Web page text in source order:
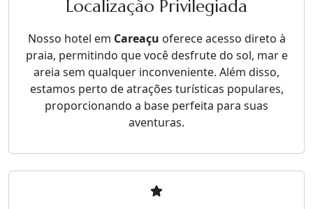
Localização Privilegiada
Nosso hotel em Careaçu oferece acesso direto à
praia, permitindo que você desfrute do sol, mar e
areia sem qualquer inconveniente. Além disso,
estamos perto de atrações turísticas populares,
proporcionando a base perfeita para suas
aventuras.